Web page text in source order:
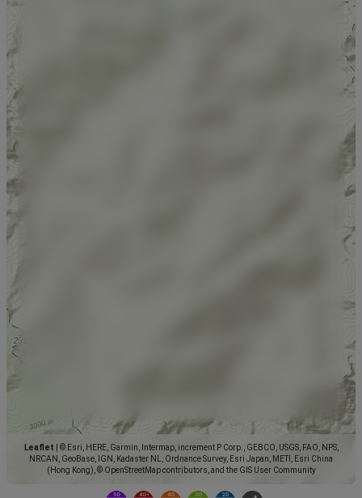
Leaflet
© Esri, HERE, Garmin, Intermap, increment P Corp., GEBCO, USGS, FAO, NPS,
NRCAN, GeoBase, IGN, Kadaster NL, Ordnance Survey, Esri Japan, METI, Esri China
(Hong Kong), © OpenStreetMap contributors, and the GIS User Community